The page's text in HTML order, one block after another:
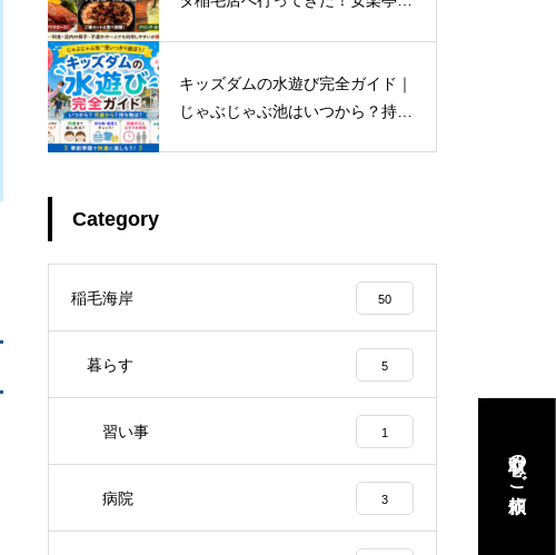
キッズダムの水遊び完全ガイド｜
じゃぶじゃぶ池はいつから？持ち
Category
稲毛海岸 50
暮らす 5
習い事 1
病院 3
取材のご依頼